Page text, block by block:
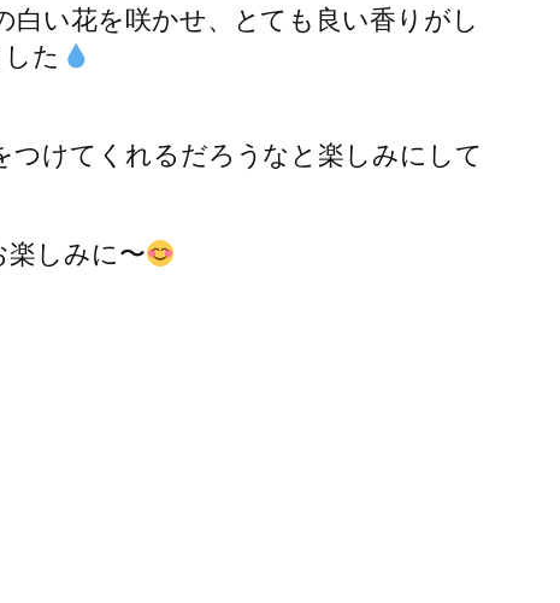
白い花を咲かせ、とても良い香りがし
た
けてくれるだろうなと楽しみにして
楽しみに〜